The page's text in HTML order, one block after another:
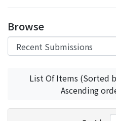
Browse
List Of Items (Sorted
Ascending